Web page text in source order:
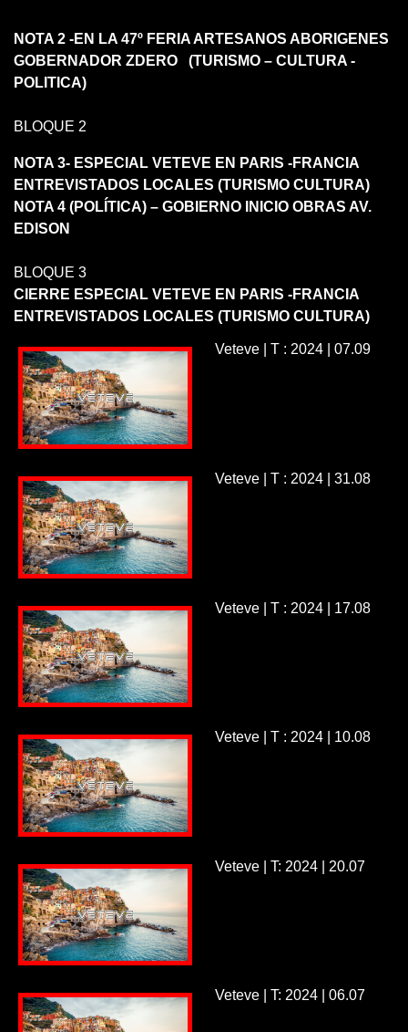
NOTA 2 -EN LA 47º FERIA ARTESANOS ABORIGENES
GOBERNADOR ZDERO (TURISMO – CULTURA -
POLITICA)
BLOQUE 2
NOTA 3- ESPECIAL VETEVE EN PARIS -FRANCIA
ENTREVISTADOS LOCALES (TURISMO CULTURA)
NOTA 4 (POLÍTICA) – GOBIERNO INICIO OBRAS AV.
EDISON
BLOQUE 3
CIERRE ESPECIAL VETEVE EN PARIS -FRANCIA
ENTREVISTADOS LOCALES (TURISMO CULTURA)
Veteve | T : 2024 | 07.09
Veteve | T : 2024 | 31.08
Veteve | T : 2024 | 17.08
Veteve | T : 2024 | 10.08
Veteve | T: 2024 | 20.07
Veteve | T: 2024 | 06.07